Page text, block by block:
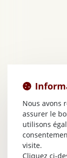
Nous avons
assurer le
utilisons
visite.
Cliquez ci-